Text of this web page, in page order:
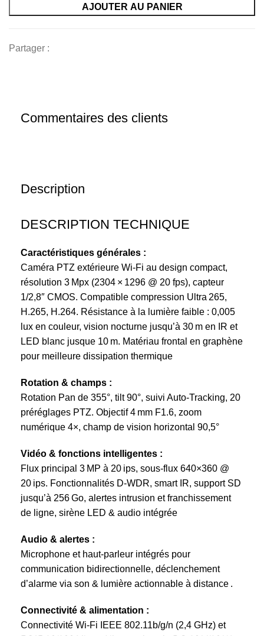
AJOUTER AU PANIER
Partager :
Description
DESCRIPTION TECHNIQUE
Caractéristiques générales :
Caméra PTZ extérieure Wi‑Fi au design compact,
résolution 3 Mpx (2304 × 1296 @ 20 fps), capteur
1/2,8″ CMOS. Compatible compression Ultra 265,
H.265, H.264. Résistance à la lumière faible : 0,005
lux en couleur, vision nocturne jusqu’à 30 m en IR et
LED blanc jusque 10 m. Matériau frontal en graphène
pour meilleure dissipation thermique
Rotation & champs :
Rotation Pan de 355°, tilt 90°, suivi Auto-Tracking, 20
préréglages PTZ. Objectif 4 mm F1.6, zoom
numérique 4×, champ de vision horizontal 90,5°
Vidéo & fonctions intelligentes :
Flux principal 3 MP à 20 ips, sous-flux 640×360 @
20 ips. Fonctionnalités D-WDR, smart IR, support SD
jusqu’à 256 Go, alertes intrusion et franchissement
de ligne, sirène LED & audio intégrée
Audio & alertes :
Microphone et haut-parleur intégrés pour
communication bidirectionnelle, déclenchement
d’alarme via son & lumière actionnable à distance .
Connectivité & alimentation :
Connectivité Wi‑Fi IEEE 802.11b/g/n (2,4 GHz) et
Commentaires des clients